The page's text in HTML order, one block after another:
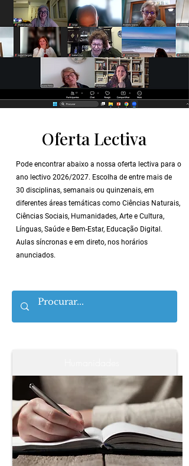
Oferta Lectiva
Pode encontrar abaixo a nossa oferta lectiva para o
ano lectivo 2026/2027. Escolha de entre mais de
30 disciplinas, semanais ou quinzenais, em
diferentes áreas temáticas como Ciências Naturais,
Ciências Sociais, Humanidades, Arte e Cultura,
Línguas, Saúde e Bem-Estar, Educação Digital.
Aulas síncronas e em direto, nos horários
anunciados.